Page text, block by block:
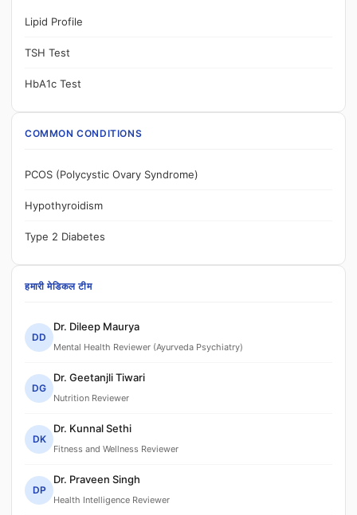
Lipid Profile
TSH Test
HbA1c Test
COMMON CONDITIONS
PCOS (Polycystic Ovary Syndrome)
Hypothyroidism
Type 2 Diabetes
हमारी मेडिकल टीम
DD
Dr. Dileep Maurya
Mental Health Reviewer (Ayurveda Psychiatry)
DG
Dr. Geetanjli Tiwari
Nutrition Reviewer
DK
Dr. Kunnal Sethi
Fitness and Wellness Reviewer
DP
Dr. Praveen Singh
Health Intelligence Reviewer